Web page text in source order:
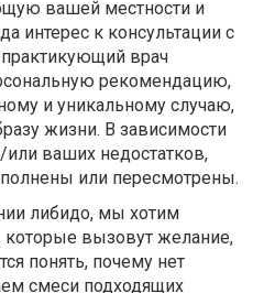
вашей местности и
интерес к консультации с
врач
рекомендацию,
и уникальному случаю,
жизни. В зависимости
ваших недостатков,
или пересмотрены.
либидо, мы хотим
которые вызовут желание,
понять, почему нет
смеси подходящих